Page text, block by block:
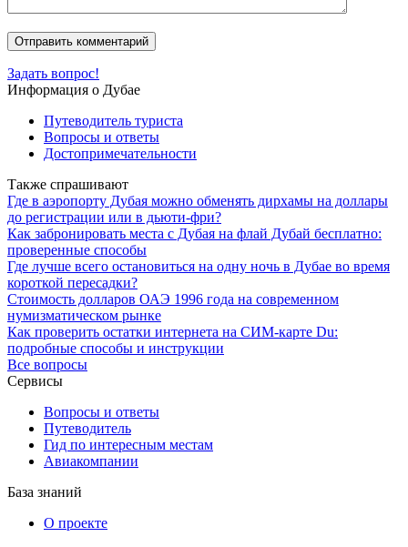
Задать вопрос!
Информация о Дубае
Путеводитель туриста
Вопросы и ответы
Достопримечательности
Также спрашивают
Где в аэропорту Дубая можно обменять дирхамы на доллары
до регистрации или в дьюти-фри?
Как забронировать места с Дубая на флай Дубай бесплатно:
проверенные способы
Где лучше всего остановиться на одну ночь в Дубае во время
короткой пересадки?
Стоимость долларов ОАЭ 1996 года на современном
нумизматическом рынке
Как проверить остатки интернета на СИМ-карте Du:
подробные способы и инструкции
Все вопросы
Сервисы
Вопросы и ответы
Путеводитель
Гид по интересным местам
Авиакомпании
База знаний
О проекте